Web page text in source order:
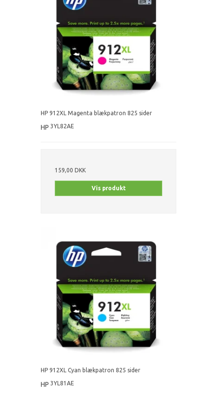
HP 912XL Magenta blækpatron 825 sider
HP 3YL82AE
159,00 DKK
Vis produkt
HP 912XL Cyan blækpatron 825 sider
HP 3YL81AE